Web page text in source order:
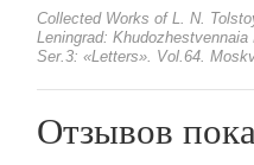
Collected Works of L. N.
Leningrad: Khudozhestvennaia
Ser.3: «Letters». Vol.64.
Отзывов